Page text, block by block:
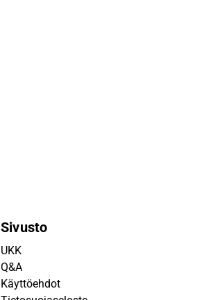
Sivusto
UKK
Q&A
Käyttöehdot